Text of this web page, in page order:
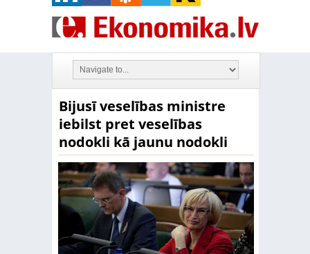
Bijusī veselības ministre
iebilst pret veselības
nodokli kā jaunu nodokli